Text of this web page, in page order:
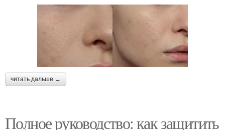
читать дальше →
Полное руководство: как защитить